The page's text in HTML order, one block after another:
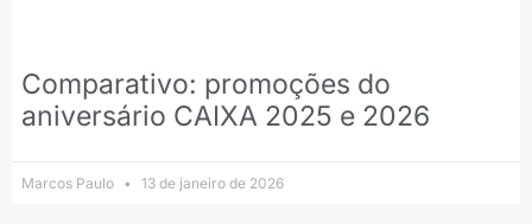
Comparativo: promoções do
aniversário CAIXA 2025 e 2026
Marcos Paulo 13 de janeiro de 2026